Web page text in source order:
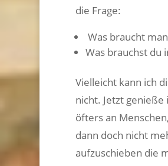
die Frage:
Was braucht
Was brauchst du
Vielleicht kann ich
nicht. Jetzt genieße
öfters an
dann doch nicht
aufzuschieben die